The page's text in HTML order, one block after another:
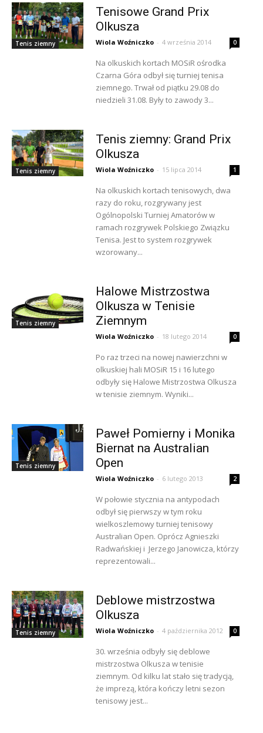
Tenis ziemny
Tenisowe Grand Prix
Olkusza
Wiola Woźniczko - 4 września 2014 0
Na olkuskich kortach MOSiR ośrodka
Czarna Góra odbył się turniej tenisa
ziemnego. Trwał od piątku 29.08 do
niedzieli 31.08. Były to zawody 3...
Tenis ziemny
Tenis ziemny: Grand Prix
Olkusza
Wiola Woźniczko - 15 lipca 2014 1
Na olkuskich kortach tenisowych, dwa
razy do roku, rozgrywany jest
Ogólnopolski Turniej Amatorów w
ramach rozgrywek Polskiego Związku
Tenisa. Jest to system rozgrywek
wzorowany...
Tenis ziemny
Halowe Mistrzostwa
Olkusza w Tenisie
Ziemnym
Wiola Woźniczko - 18 lutego 2014 0
Po raz trzeci na nowej nawierzchni w
olkuskiej hali MOSiR 15 i 16 lutego
odbyły się Halowe Mistrzostwa Olkusza
w tenisie ziemnym. Wyniki...
Tenis ziemny
Paweł Pomierny i Monika
Biernat na Australian
Open
Wiola Woźniczko - 6 lutego 2013 2
W połowie stycznia na antypodach
odbył się pierwszy w tym roku
wielkoszlemowy turniej tenisowy
Australian Open. Oprócz Agnieszki
Radwańskiej i Jerzego Janowicza, którzy
reprezentowali...
Tenis ziemny
Deblowe mistrzostwa
Olkusza
Wiola Woźniczko - 4 października 2012 0
30. września odbyły się deblowe
mistrzostwa Olkusza w tenisie
ziemnym. Od kilku lat stało się tradycją,
że imprezą, która kończy letni sezon
tenisowy jest...